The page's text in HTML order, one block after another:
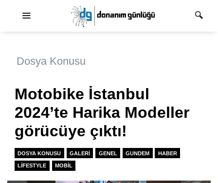
Dosya Konusu
Motobike İstanbul
2024’te Harika Modeller
görücüye çıktı!
DOSYA KONUSU GALERI GENEL GUNDEM HABER
LIFESTYLE MOBIL